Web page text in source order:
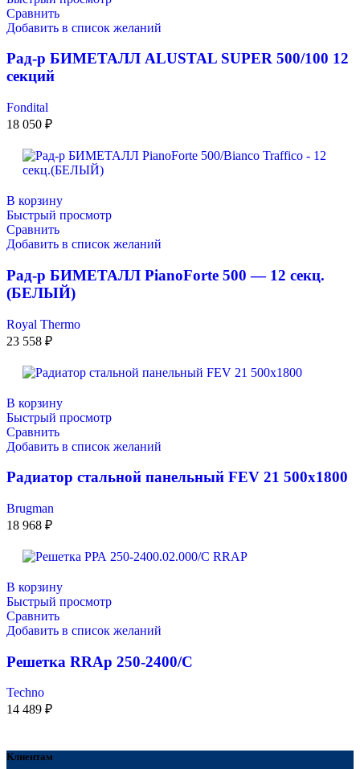
Сравнить
Добавить в список желаний
Рад-р БИМЕТАЛЛ ALUSTAL SUPER 500/100 12
секций
Fondital
18 050 ₽
В корзину
Быстрый просмотр
Сравнить
Добавить в список желаний
Рад-р БИМЕТАЛЛ PianoForte 500 — 12 секц.
(БЕЛЫЙ)
Royal Thermo
23 558 ₽
В корзину
Быстрый просмотр
Сравнить
Добавить в список желаний
Радиатор стальной панельный FEV 21 500х1800
Brugman
18 968 ₽
В корзину
Быстрый просмотр
Сравнить
Добавить в список желаний
Решетка RRAp 250-2400/С
Techno
14 489 ₽
Клиентам